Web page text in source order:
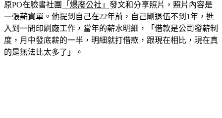
原PO在臉書社團 「爆廢公社」 發文和分享照片，照片內容是
一張薪資單。他提到自己在22年前，自己剛退伍不到1年，進
入到一間印刷廠工作，當年的薪水明細，「借款是公司發薪制
度，月中發底薪的一半，明細就打借款，跟現在相比，現在真
的是無法比太多了」。